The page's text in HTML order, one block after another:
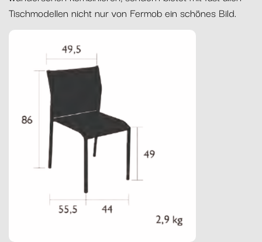
Tischmodellen nicht nur von Fermob ein schönes Bild.